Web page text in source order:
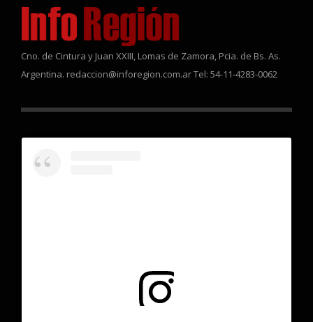
Cno. de Cintura y Juan XXIII, Lomas de Zamora, Pcia. de Bs. As.
Argentina. redaccion@inforegion.com.ar Tel: 54-11-4283-0062